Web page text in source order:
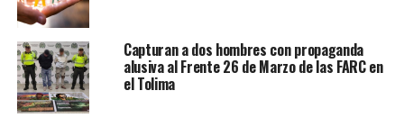
Capturan a dos hombres con propaganda
alusiva al Frente 26 de Marzo de las FARC en
el Tolima